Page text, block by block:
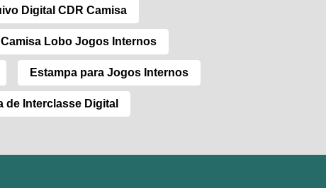
Digital CDR Camisa
Camisa Lobo Jogos Internos
Estampa para Jogos Internos
de Interclasse Digital